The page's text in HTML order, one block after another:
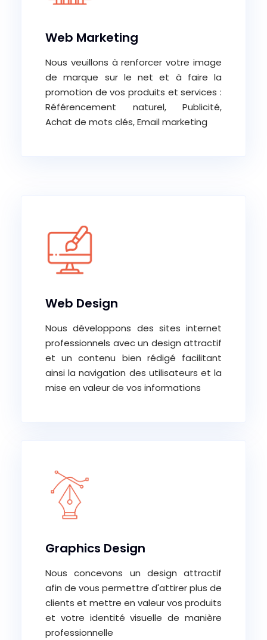
Web Marketing
Nous veuillons à renforcer votre image
de marque sur le net et à faire la
promotion de vos produits et services :
Référencement naturel, Publicité,
Achat de mots clés, Email marketing
Web Design
Nous développons des sites internet
professionnels avec un design attractif
et un contenu bien rédigé facilitant
ainsi la navigation des utilisateurs et la
mise en valeur de vos informations
Graphics Design
Nous concevons un design attractif
afin de vous permettre d'attirer plus de
clients et mettre en valeur vos produits
et votre identité visuelle de manière
professionnelle